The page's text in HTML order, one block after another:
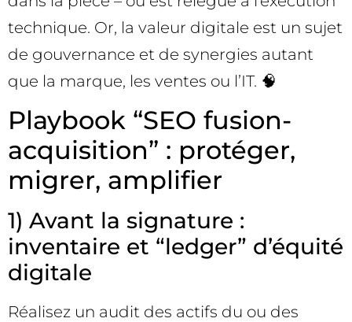
technique. Or, la valeur digitale est un sujet
de gouvernance et de synergies autant
que la marque, les ventes ou l’IT. 🧠
Playbook “SEO fusion-
acquisition” : protéger,
migrer, amplifier
1) Avant la signature :
inventaire et “ledger” d’équité
digitale
Réalisez un audit des actifs du ou des